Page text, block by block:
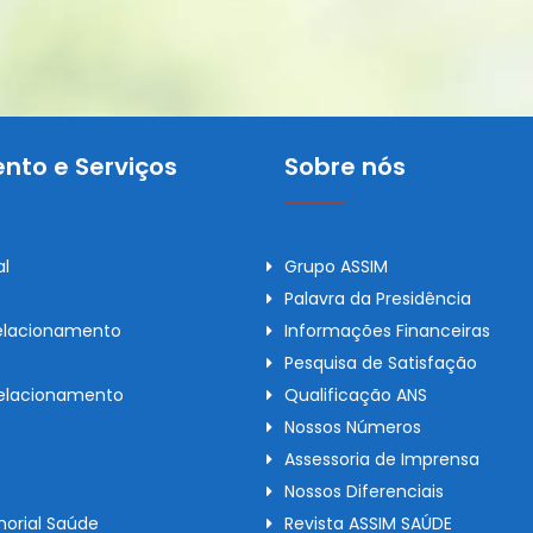
e Serviços
Saúde
Sobre nós
Grupo ASSIM
Palavra da Presidência
Informações Financeiras
Pesquisa de Satisfação
Qualificação ANS
Nossos Números
Assessoria de Imprensa
Nossos Diferenciais
Revista ASSIM SAÚDE